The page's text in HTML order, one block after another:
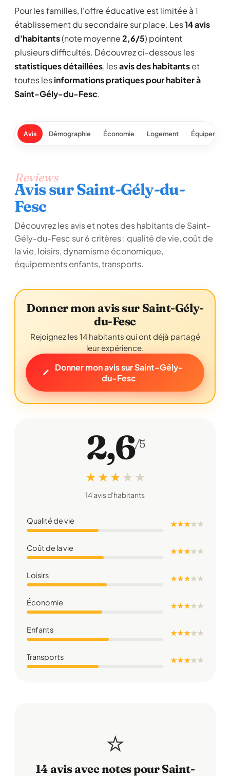
Pour les familles, l'offre éducative est limitée à 1
établissement du secondaire sur place. Les14 avis
d'habitants(note moyenne2,6/5) pointent
plusieurs difficultés. Découvrez ci-dessous les
statistiques détaillées, lesavis des habitantset
toutes lesinformations pratiques pour habiter à
Saint-Gély-du-Fesc.
Avis Démographie Économie Logement
Reviews
Avis sur Saint-Gély-du-
Fesc
Découvrez les avis et notes des habitants de Saint-
Gély-du-Fesc sur 6 critères : qualité de vie, coût de
la vie, loisirs, dynamisme économique,
équipements enfants, transports.
Donner mon avis sur Saint-Gély-
du-Fesc
Rejoignez les 14 habitants qui ont déjà partagé
leur expérience.
Donner mon avis sur Saint-Gély-
du-Fesc
2,6/5
★ ★ ★ ★ ★
14 avis d'habitants
Qualité de vie ★ ★ ★★★
Coût de la vie ★ ★ ★★★
Loisirs ★ ★ ★★★
Économie ★ ★ ★★★
Enfants ★ ★ ★★★
Transports ★ ★ ★★★
⭐
14 avis avec notes pour Saint-